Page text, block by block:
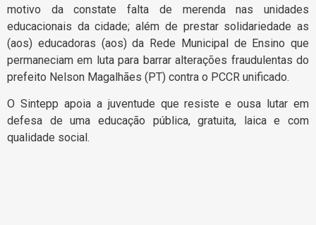
motivo da constate falta de merenda nas unidades
educacionais da cidade; além de prestar solidariedade as
(aos) educadoras (aos) da Rede Municipal de Ensino que
permaneciam em luta para barrar alterações fraudulentas do
prefeito Nelson Magalhães (PT) contra o PCCR unificado.
O Sintepp apoia a juventude que resiste e ousa lutar em
defesa de uma educação pública, gratuita, laica e com
qualidade social.